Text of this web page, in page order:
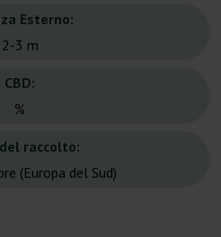
Esterno:
2-3 m
CBD:
%
raccolto:
(Europa del Sud)